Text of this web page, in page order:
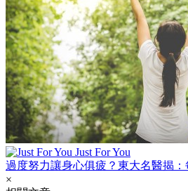
Just For You
過度努力讓身心俱疲？東大名醫揭
×